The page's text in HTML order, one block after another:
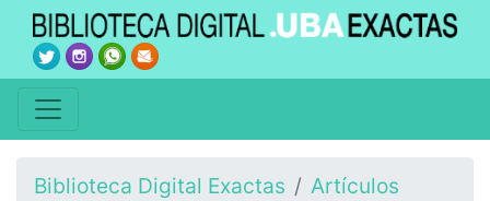
Biblioteca Digital Exactas
Artículos